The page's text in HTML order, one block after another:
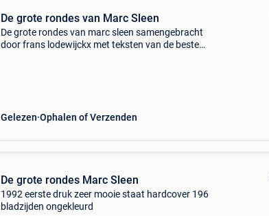
De grote rondes van Marc Sleen
De grote rondes van marc sleen samengebracht
door frans lodewijckx met teksten van de beste
Gelezen Ophalen of Verzenden
De grote rondes Marc Sleen
1992 eerste druk zeer mooie staat hardcover 196
bladzijden ongekleurd